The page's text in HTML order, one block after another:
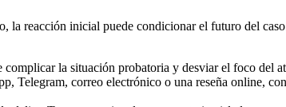
la reacción inicial puede condicionar el futuro del
complicar la situación probatoria y desviar el foco del
Telegram, correo electrónico o una reseña online,